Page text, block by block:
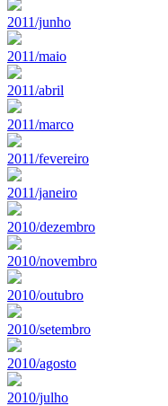
2011/junho
2011/maio
2011/abril
2011/marco
2011/fevereiro
2011/janeiro
2010/dezembro
2010/novembro
2010/outubro
2010/setembro
2010/agosto
2010/julho